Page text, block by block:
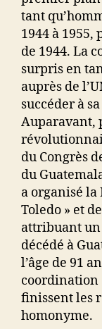
tant
1944 à
de 1944. La
surpris en
auprès de
succéder à
Auparavant,
du Congrès
du
a organisé
Toledo » et
attribuant
décédé à
l’âge de 91
coordination
finissent les
homonyme.